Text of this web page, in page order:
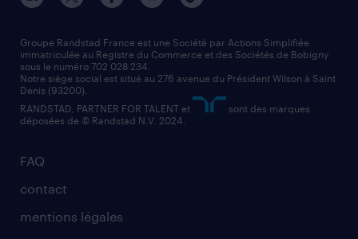
assistant administratif
comptable
faq intérim / recrutement
nos agences par région
nos cabinets de recrutement
FAQ
contact
mentions légales
Groupe Randstad France est une Société par Actions Simplifiée
immatriculée au Registre du Commerce et des Sociétés de Bobigny
sous le numéro 702 028 234.
Notre siège social est situé au 276 avenue du Président Wilson à Saint
Denis (93200).
RANDSTAD, PARTNER FOR TALENT et
sont des marques
déposées de © Randstad N.V. 2024.